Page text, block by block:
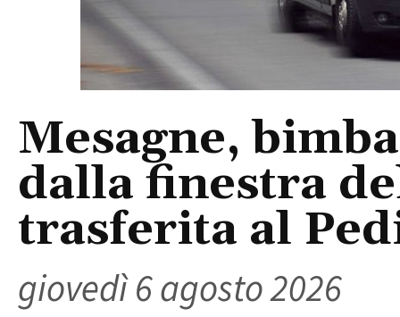
Mesagne,
dalla finestra
trasferita al
giovedì 6 agosto 2026